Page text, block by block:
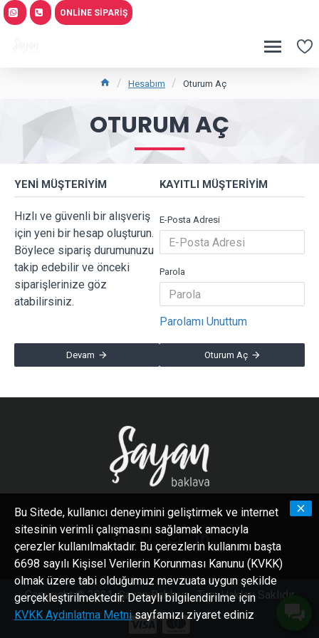
ONLINE SIPARIŞ
Hesabım Oturum Aç
OTURUM AÇ
YENI MÜŞTERIYIM
Hızlı ve güvenli bir alışveriş
için yeni bir hesap oluşturun.
Böylece sipariş durumunuzu
takip edebilir ve önceki
siparişlerinize göz
atabilirsiniz.
Devam
KAYITLI MÜŞTERIYIM
E-Posta Adresi
Parola
Parolamı Unuttum
Oturum Aç
Copyright © 2021, Şayan Baklava , Tüm Hakları Saklıdır
Bu Sitede, kullanıcı deneyimini geliştirmek ve internet
sitesinin verimli çalışmasını sağlamak amacıyla
çerezler kullanılmaktadır. Bu çerezlerin kullanımı başta
6698 sayılı Kişisel Verilerin Korunması Kanunu (KVKK)
olmak üzere tabi olduğumuz mevzuata uygun şekilde
gerçekleştirilmektedir. Detaylı bilgilendirilme için
KVKK Aydınlatma Metni sayfamızı ziyaret ediniz